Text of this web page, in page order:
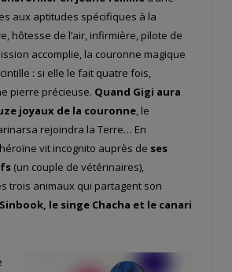
aux aptitudes spécifiques à la
hôtesse de l’air, infirmière, pilote de
accomplie, la couronne magique
: si elle le fait quatre fois,
pierre précieuse. Quand Gigi aura
joyaux de la couronne, le
rejoindra la Terre… En
vit incognito auprès de ses
(un couple de vétérinaires),
trois animaux qui partagent son
le singe Chacha et le canari